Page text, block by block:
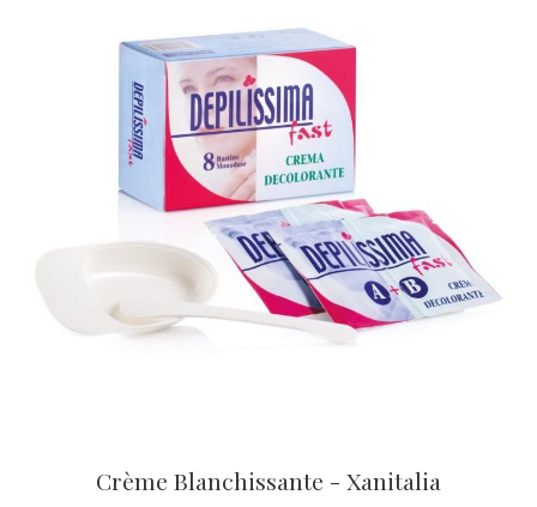
Crème Blanchissante - Xanitalia